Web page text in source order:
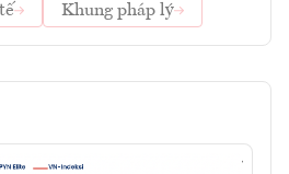
Khung pháp lý